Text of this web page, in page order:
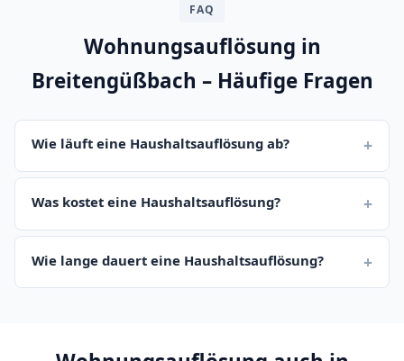
FAQ
Wohnungsauflösung in
Breitengüßbach – Häufige Fragen
Wie läuft eine Haushaltsauflösung ab?
Was kostet eine Haushaltsauflösung?
Wie lange dauert eine Haushaltsauflösung?